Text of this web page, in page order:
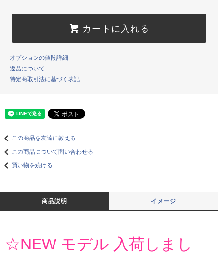
カートに入れる
オプションの値段詳細
返品について
特定商取引法に基づく表記
この商品を友達に教える
この商品について問い合わせる
買い物を続ける
商品説明 イメージ
☆NEW モデル 入荷しまし